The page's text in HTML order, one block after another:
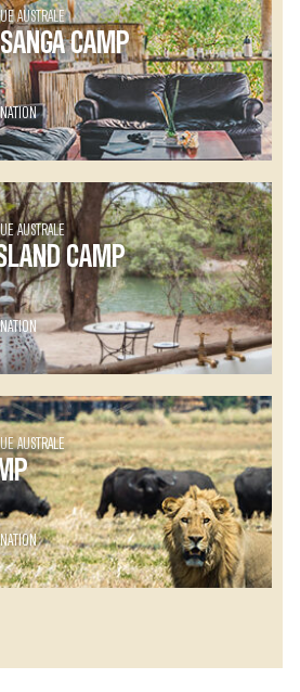
AUSTRALE
CAMP
AUSTRALE
CAMP
AUSTRALE